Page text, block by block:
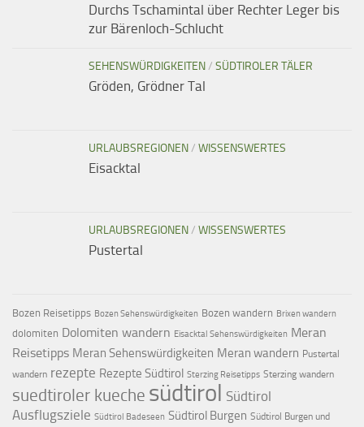
Durchs Tschamintal über Rechter Leger bis
zur Bärenloch-Schlucht
SEHENSWÜRDIGKEITEN/ SÜDTIROLER TÄLER
Gröden, Grödner Tal
URLAUBSREGIONEN/ WISSENSWERTES
Eisacktal
URLAUBSREGIONEN/ WISSENSWERTES
Pustertal
Bozen Reisetipps Bozen Sehenswürdigkeiten Bozen wandern Brixen wandern
dolomiten Dolomiten wandern Eisacktal Sehenswürdigkeiten Meran
Reisetipps Meran Sehenswürdigkeiten Meran wandern Pustertal
wandern rezepte Rezepte Südtirol Sterzing Reisetipps Sterzing wandern
suedtiroler kueche südtirol Südtirol
Ausflugsziele Südtirol Badeseen Südtirol Burgen Südtirol Burgen und